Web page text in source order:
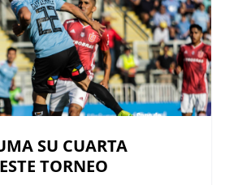
SU CUARTA
TORNEO